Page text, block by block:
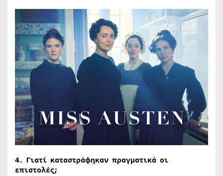
4. Γιατί καταστράφηκαν πραγματικά οι
επιστολές;